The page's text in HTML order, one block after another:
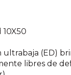
ultrabaja (ED)
libres de